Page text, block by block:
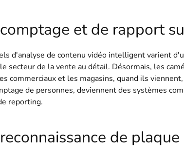
et de rapport
d'analyse de contenu vidéo intelligent varient
secteur de la vente au détail. Désormais, les
commerciaux et les magasins, quand ils
de personnes, deviennent des systèmes
reporting.
de